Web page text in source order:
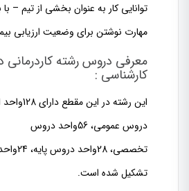
توانایی کار به عنوان بخشی از تیم – با
مهارت نوشتن برای وضعیت ارزیابی
معرفی دروس رشته کاردرمانی
کارشناسی :
این رشته در این مقطع دارای128واحد
دروس عمومی،56واحد دروس
تخصصی،28واحد دروس پایه، 24
تشکیل شده است.